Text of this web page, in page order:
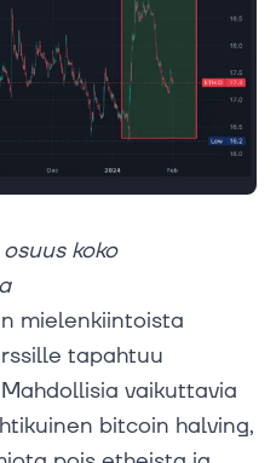
koko
mielenkiintoista
tapahtuu
vaikuttavia
bitcoin halving,